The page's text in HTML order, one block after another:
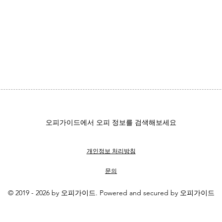
실패 없는 역세권 업체 고르는
3가지 기준
시보
오피가이드에서 오피 정보를 검색해보세요
개인정보 처리방침
문의
© 2019 - 2026 by 오피가이드. Powered and secured by 오피가이드